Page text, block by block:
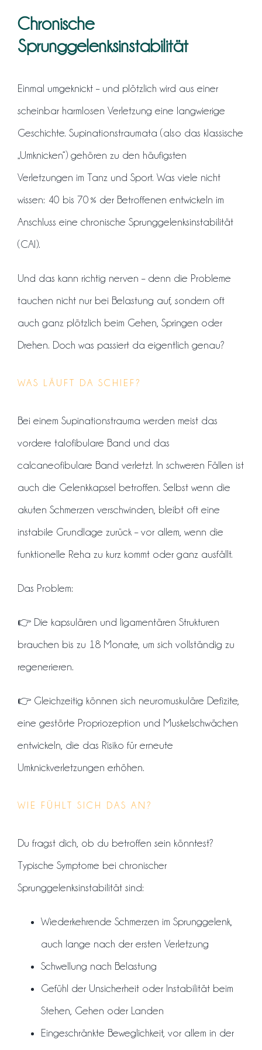
Kontakt
Chronische
Sprunggelenksinstabilität
Einmal umgeknickt – und plötzlich wird aus einer
scheinbar harmlosen Verletzung eine langwierige
Geschichte. Supinationstraumata (also das klassische
„Umknicken“) gehören zu den häufigsten
Verletzungen im Tanz und Sport. Was viele nicht
wissen: 40 bis 70 % der Betroffenen entwickeln im
Anschluss eine chronische Sprunggelenksinstabilität
(CAI).
Und das kann richtig nerven – denn die Probleme
tauchen nicht nur bei Belastung auf, sondern oft
auch ganz plötzlich beim Gehen, Springen oder
Drehen. Doch was passiert da eigentlich genau?
WAS LÄUFT DA SCHIEF?
Bei einem Supinationstrauma werden meist das
vordere talofibulare Band und das
calcaneofibulare Band verletzt. In schweren Fällen ist
auch die Gelenkkapsel betroffen. Selbst wenn die
akuten Schmerzen verschwinden, bleibt oft eine
instabile Grundlage zurück – vor allem, wenn die
funktionelle Reha zu kurz kommt oder ganz ausfällt.
Das Problem:
👉 Die kapsulären und ligamentären Strukturen
brauchen bis zu 18 Monate, um sich vollständig zu
regenerieren.
👉 Gleichzeitig können sich neuromuskuläre Defizite,
eine gestörte Propriozeption und Muskelschwächen
entwickeln, die das Risiko für erneute
Umknickverletzungen erhöhen.
WIE FÜHLT SICH DAS AN?
Du fragst dich, ob du betroffen sein könntest?
Typische Symptome bei chronischer
Sprunggelenksinstabilität sind:
Wiederkehrende Schmerzen im Sprunggelenk,
auch lange nach der ersten Verletzung
Schwellung nach Belastung
Gefühl der Unsicherheit oder Instabilität beim
Stehen, Gehen oder Landen
Eingeschränkte Beweglichkeit, vor allem in der